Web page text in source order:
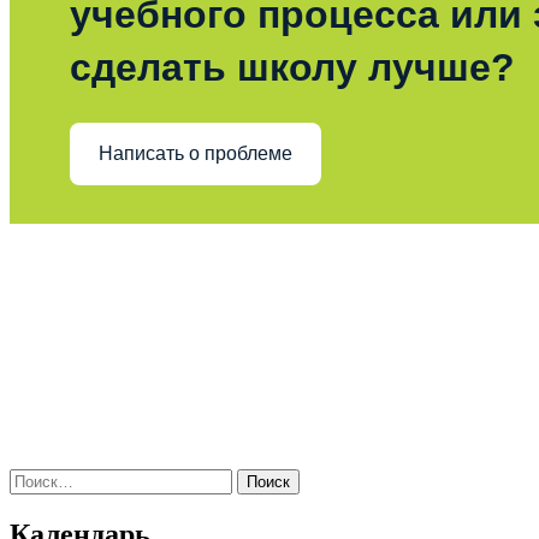
учебного процесса или
сделать школу лучше?
Написать о проблеме
Поиск
по: